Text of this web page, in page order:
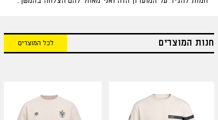
חנות המוצרים לכל המוצרים